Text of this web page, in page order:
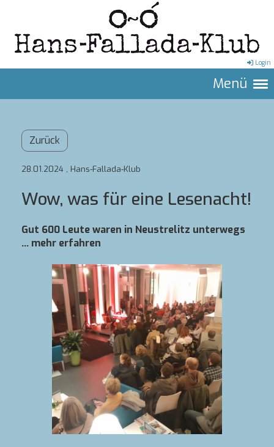
Login
Menü
Zurück
28.01.2024 , Hans-Fallada-Klub
Wow, was für eine Lesenacht!
Gut 600 Leute waren in Neustrelitz unterwegs
... mehr erfahren